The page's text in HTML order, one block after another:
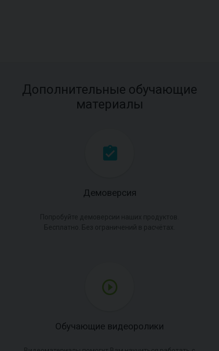
Дополнительные обучающие
материалы
Демоверсия
Обучающие видеоролики